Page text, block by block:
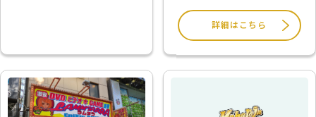
詳細はこちら